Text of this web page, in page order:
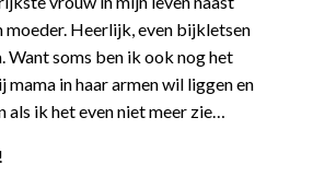
moeder. Heerlijk, even bijkletsen
Want soms ben ik ook nog het
mama in haar armen wil liggen en
ik het even niet meer zie…